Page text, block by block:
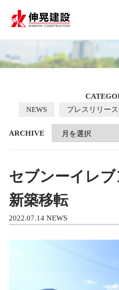
NEWS
プレスリリース
ARCHIVE
セブンーイレ
新築移転
2022.07.14 NEWS